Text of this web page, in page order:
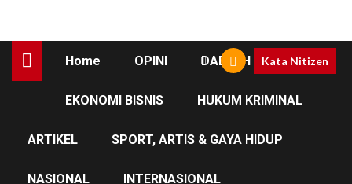
Home OPINI DAERAH
EKONOMI BISNIS HUKUM KRIMINAL
ARTIKEL SPORT, ARTIS & GAYA HIDUP
NASIONAL INTERNASIONAL
Kata Nitizen